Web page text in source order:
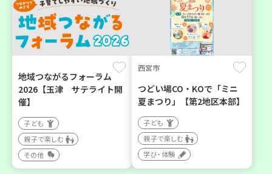
地域つながるフォーラム
2026【玉津 サテライト開
催】
子ども
親子で楽しむ
その他
西宮市
つどい場CO・KOで「ミニ
夏まつり」【第2地区本部】
子ども
親子で楽しむ
学び・体験